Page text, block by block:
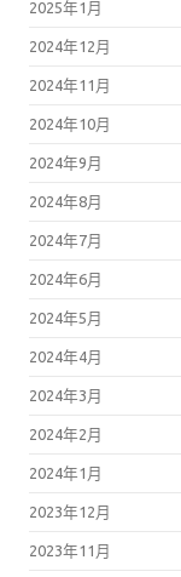
2025年1月
2024年12月
2024年11月
2024年10月
2024年9月
2024年8月
2024年7月
2024年6月
2024年5月
2024年4月
2024年3月
2024年2月
2024年1月
2023年12月
2023年11月